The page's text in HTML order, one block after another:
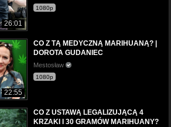
26:01
1080p
22:55
CO Z TĄ MEDYCZNĄ MARIHUANĄ? |
DOROTA GUDANIEC
Mestosław
1080p
CO Z USTAWĄ LEGALIZUJĄCĄ 4
KRZAKI I 30 GRAMÓW MARIHUANY?